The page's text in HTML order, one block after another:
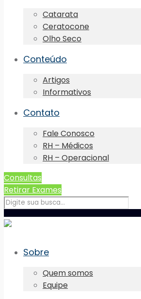
Catarata
Ceratocone
Olho Seco
Conteúdo
Artigos
Informativos
Contato
Fale Conosco
RH – Médicos
RH – Operacional
Consultas
Retirar Exames
Sobre
Quem somos
Equipe